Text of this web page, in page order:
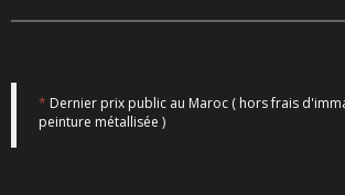
* Dernier prix public au Maroc ( hors frais
peinture métallisée )